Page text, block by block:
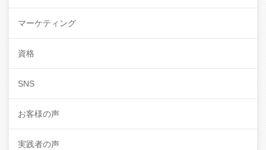
マーケティング
資格
SNS
お客様の声
実践者の声